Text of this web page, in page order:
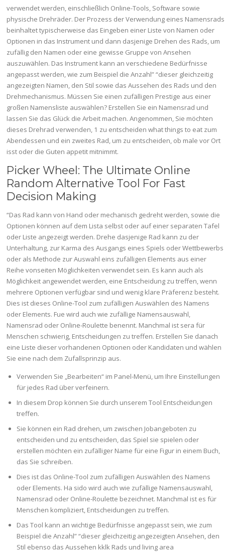
verwendet werden, einschließlich Online-Tools, Software sowie
physische Drehräder. Der Prozess der Verwendung eines Namensrads
beinhaltet typischerweise das Eingeben einer Liste von Namen oder
Optionen in das Instrument und dann dasjenige Drehen des Rads, um
zufällig den Namen oder eine gewisse Gruppe von Ansehen
auszuwählen. Das Instrument kann an verschiedene Bedürfnisse
angepasst werden, wie zum Beispiel die Anzahl” “dieser gleichzeitig
angezeigten Namen, den Stil sowie das Aussehen des Rads und den
Drehmechanismus. Müssen Sie einen zufälligen Prestige aus einer
großen Namensliste auswählen? Erstellen Sie ein Namensrad und
lassen Sie das Glück die Arbeit machen. Angenommen, Sie möchten
dieses Drehrad verwenden, 1 zu entscheiden what things to eat zum
Abendessen und ein zweites Rad, um zu entscheiden, ob male vor Ort
isst oder die Guten appetit mitnimmt.
Picker Wheel: The Ultimate Online
Random Alternative Tool For Fast
Decision Making
“Das Rad kann von Hand oder mechanisch gedreht werden, sowie die
Optionen können auf dem Lista selbst oder auf einer separaten Tafel
oder Liste angezeigt werden. Drehe dasjenige Rad kann zu der
Unterhaltung, zur Karma des Ausgangs eines Spiels oder Wettbewerbs
oder als Methode zur Auswahl eins zufälligen Elements aus einer
Reihe vonseiten Möglichkeiten verwendet sein. Es kann auch als
Möglichkeit angewendet werden, eine Entscheidung zu treffen, wenn
mehrere Optionen verfügbar sind und wenig klare Präferenz besteht.
Dies ist dieses Online-Tool zum zufälligen Auswählen des Namens
oder Elements. Fue wird auch wie zufällige Namensauswahl,
Namensrad oder Online-Roulette benennt. Manchmal ist sera für
Menschen schwierig, Entscheidungen zu treffen. Erstellen Sie danach
eine Liste dieser vorhandenen Optionen oder Kandidaten und wählen
Sie eine nach dem Zufallsprinzip aus.
Verwenden Sie „Bearbeiten“ im Panel-Menü, um Ihre Einstellungen
für jedes Rad über verfeinern.
In diesem Drop können Sie durch unserem Tool Entscheidungen
treffen.
Sie können ein Rad drehen, um zwischen Jobangeboten zu
entscheiden und zu entscheiden, das Spiel sie spielen oder
erstellen möchten ein zufälliger Name für eine Figur in einem Buch,
das Sie schreiben.
Dies ist das Online-Tool zum zufälligen Auswählen des Namens
oder Elements. Ha sido wird auch wie zufällige Namensauswahl,
Namensrad oder Online-Roulette bezeichnet. Manchmal ist es für
Menschen kompliziert, Entscheidungen zu treffen.
Das Tool kann an wichtige Bedürfnisse angepasst sein, wie zum
Beispiel die Anzahl” “dieser gleichzeitig angezeigten Ansehen, den
Stil ebenso das Aussehen kklk Rads und living area